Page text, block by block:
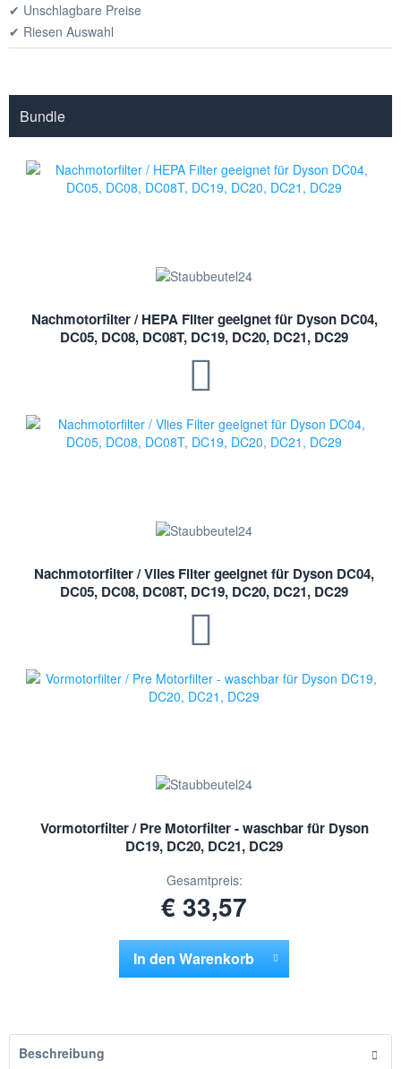
✔ Unschlagbare Preise
✔ Riesen Auswahl
Bundle
Nachmotorfilter / HEPA Filter geeignet für Dyson DC04,
DC05, DC08, DC08T, DC19, DC20, DC21, DC29
Nachmotorfilter / Vlies Filter geeignet für Dyson DC04,
DC05, DC08, DC08T, DC19, DC20, DC21, DC29
Vormotorfilter / Pre Motorfilter - waschbar für Dyson
DC19, DC20, DC21, DC29
Gesamtpreis:
€ 33,57
In den Warenkorb
Beschreibung